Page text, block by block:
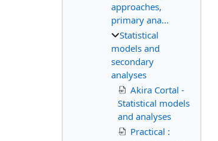
approaches,
primary ana...
Statistical
models and
secondary
analyses
Akira Cortal -
Statistical models
and analyses
Practical :